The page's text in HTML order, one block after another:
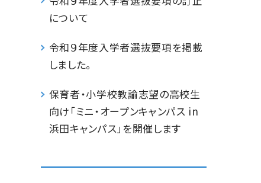
について
令和９年度入学者選抜要項を掲載
しました。
保育者・小学校教諭志望の高校生
向け「ミニ・オープンキャンパス in
浜田キャンパス」を開催します